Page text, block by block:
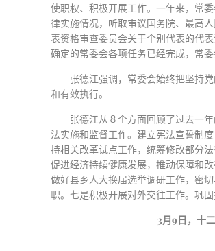
使职权、积极开展工作。一年来，常
律实施情况，听取审议国务院、最高
表资格审查委员会关于个别代表的代
确定的常委会各项任务已经完成，常
张德江强调，常委会始终把坚持
和有效执行。
张德江从８个方面回顾了过去一
法实施和监督工作。建立宪法宣誓制
持相关改革试点工作，统筹修改部分
促进经济持续健康发展，推动保障和
做好县乡人大换届选举调研工作，密
职。七是积极开展对外交往工作。巩
3月9日，十